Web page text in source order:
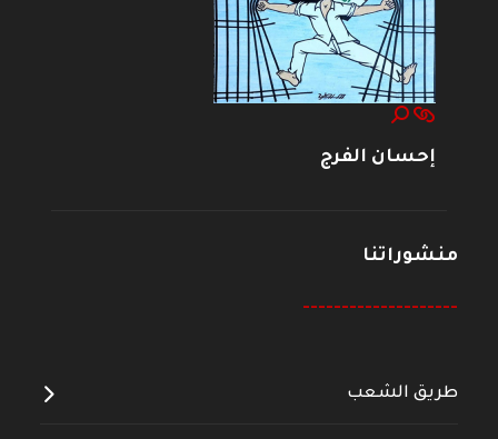
إحسان الفرج
منشوراتنا
--------------------
طريق الشعب